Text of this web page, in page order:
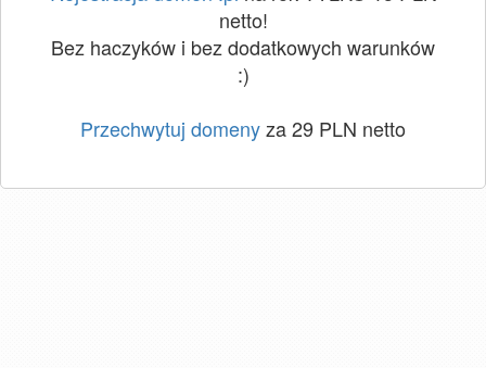
netto!
Bez haczyków i bez dodatkowych warunków
:)
Przechwytuj domenyza 29 PLN netto